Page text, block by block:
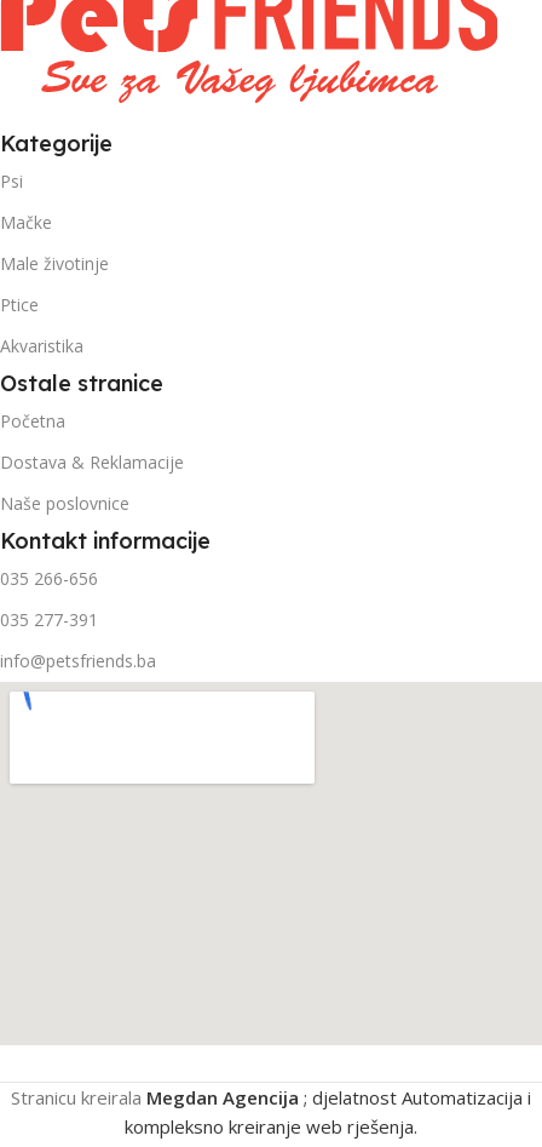
Kategorije
Psi
Mačke
Male životinje
Ptice
Akvaristika
Ostale stranice
Početna
Dostava & Reklamacije
Naše poslovnice
Kontakt informacije
035 266-656
035 277-391
info@petsfriends.ba
Stranicu kreirala Megdan Agencija ; djelatnost Automatizacija i
kompleksno kreiranje web rješenja.